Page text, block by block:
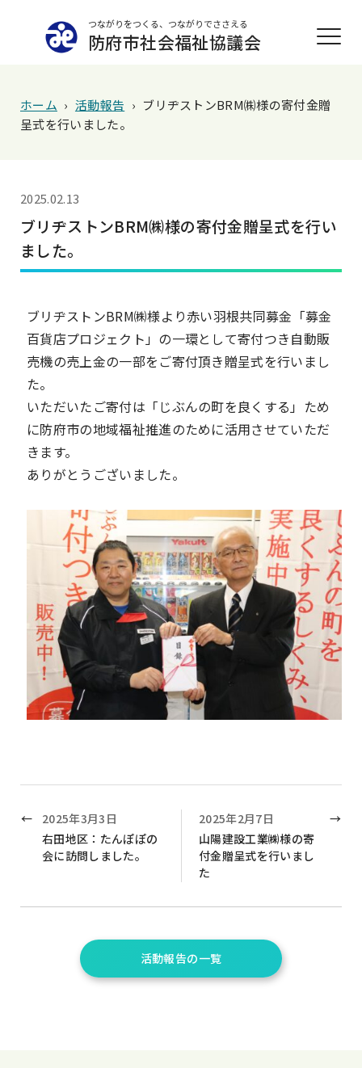
つながりをつくる、つながりでささえる
防府市社会福祉協議会
ホーム › 活動報告 › ブリヂストンBRM㈱様の寄付金贈
呈式を行いました。
2025.02.13
ブリヂストンBRM㈱様の寄付金贈呈式を行い
ました。
ブリヂストンBRM㈱様より赤い羽根共同募金「募金
百貨店プロジェクト」の一環として寄付つき自動販
売機の売上金の一部をご寄付頂き贈呈式を行いまし
た。
いただいたご寄付は「じぶんの町を良くする」ため
に防府市の地域福祉推進のために活用させていただ
きます。
ありがとうございました。
2025年3月3日
右田地区：たんぽぽの
会に訪問しました。
2025年2月7日
山陽建設工業㈱様の寄
付金贈呈式を行いまし
た
活動報告の一覧